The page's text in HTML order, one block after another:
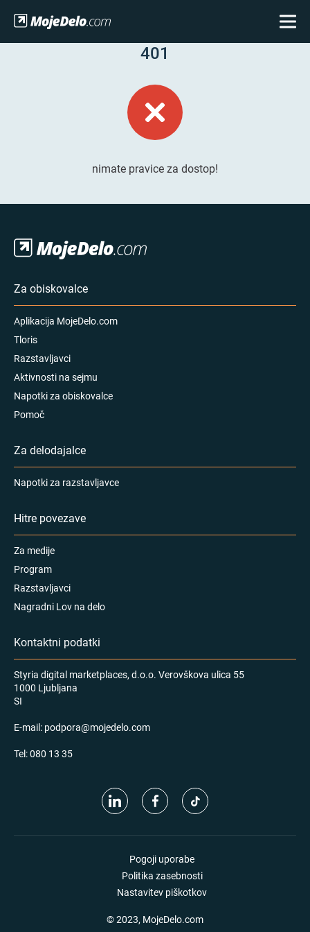
401
nimate pravice za dostop!
Za obiskovalce
Aplikacija MojeDelo.com
Tloris
Razstavljavci
Aktivnosti na sejmu
Napotki za obiskovalce
Pomoč
Za delodajalce
Napotki za razstavljavce
Hitre povezave
Za medije
Program
Razstavljavci
Nagradni Lov na delo
Kontaktni podatki
Styria digital marketplaces, d.o.o. Verovškova ulica 55
1000 Ljubljana
SI
E-mail: podpora@mojedelo.com
Tel:080 13 35
Pogoji uporabe
Politika zasebnosti
Nastavitev piškotkov
© 2023, MojeDelo.com